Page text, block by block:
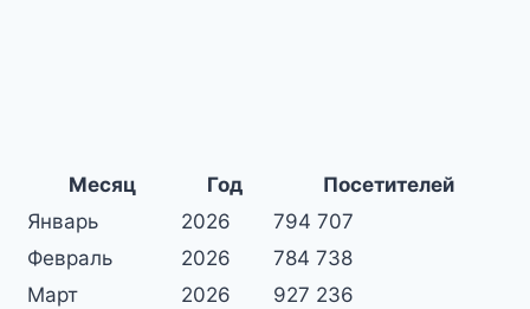
Месяц Год
Посетителей
Январь
2026
794 707
Февраль
2026
784 738
Март
2026
927 236